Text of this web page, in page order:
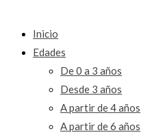
Inicio
Edades
De 0 a 3 años
Desde 3 años
A partir de 4 años
A partir de 6 años